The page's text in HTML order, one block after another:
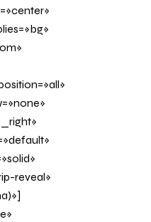
reveal»